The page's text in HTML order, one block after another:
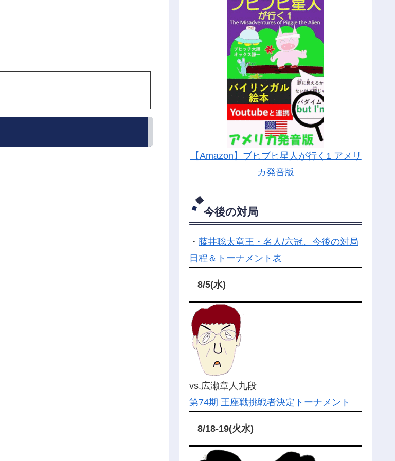
【Amazon】ブヒブヒ星人が行く1 アメリ
カ発音版
今後の対局
・ 藤井聡太竜王・名人/六冠、今後の対局
日程＆トーナメント表
8/5(水)
vs.広瀬章人九段
第74期 王座戦挑戦者決定トーナメント
8/18-19(火水)